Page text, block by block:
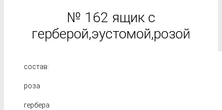
№ 162 ящик с
герберой,эустомой,розой
состав:
роза
гербера